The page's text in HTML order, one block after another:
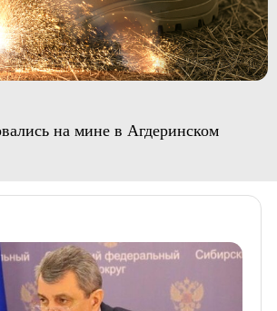
на мине в Агдеринском